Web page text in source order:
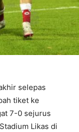
selepas
tiket ke
7-0 sejurus
Likas di